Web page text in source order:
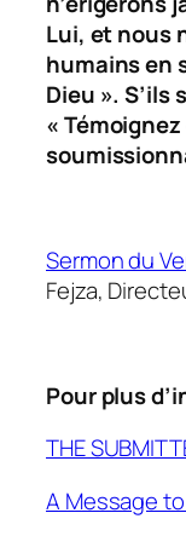
Lui, et nous
humains en
Dieu ». S’ils
«
Sermon du
Fejza,
Pour plus
THE
A Message